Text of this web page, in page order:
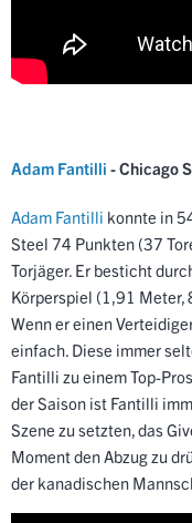
Adam Fantilli - Chicago
Adam Fantilli konnte in
Steel 74 Punkten (37
Torjäger. Er besticht
Körperspiel (1,91 Meter,
Wenn er einen
einfach. Diese immer
Fantilli zu einem Top-
der Saison ist Fantilli
Szene zu setzten, das
Moment den Abzug zu
der kanadischen